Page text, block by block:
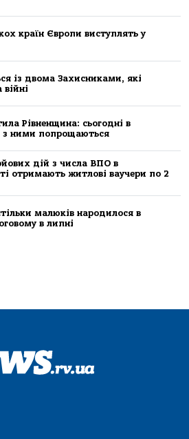
країн Європи виступлять у
із двома Захисниками, які
Рівненщина: сьогодні в
з ними попрощаються
дій з числа ВПО в
отримають житлові ваучери по 2
малюків народилося в
в липні